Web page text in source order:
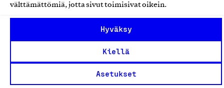
välttämättömiä, jotta sivut toimisivat oikein.
Hyväksy
Kiellä
Asetukset